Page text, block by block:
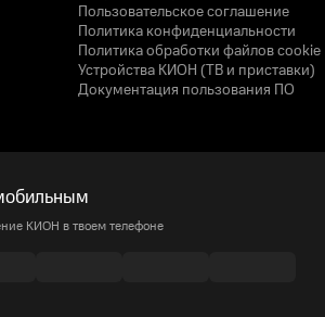
Пользовательское соглашение
Политика конфиденциальности
Политика обработки файлов cookie
Устройства КИОН (ТВ и приставки)
Документация пользования ПО
КИОН в твоем телефоне